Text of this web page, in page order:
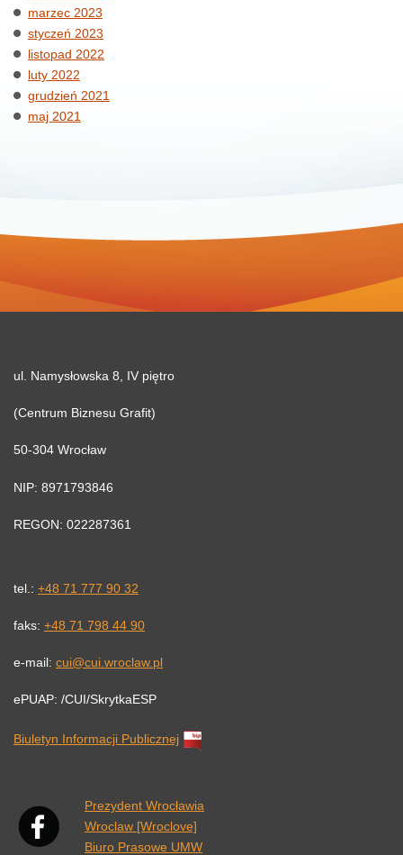
marzec 2023
styczeń 2023
listopad 2022
luty 2022
grudzień 2021
maj 2021
ul. Namysłowska 8, IV piętro
(Centrum Biznesu Grafit)
50-304 Wrocław
NIP: 8971793846
REGON: 022287361
tel.: +48 71 777 90 32
faks: +48 71 798 44 90
e-mail: cui@cui.wroclaw.pl
ePUAP: /CUI/SkrytkaESP
Biuletyn Informacji Publicznej
Prezydent Wrocławia
Wroclaw [Wroclove]
Biuro Prasowe UMW